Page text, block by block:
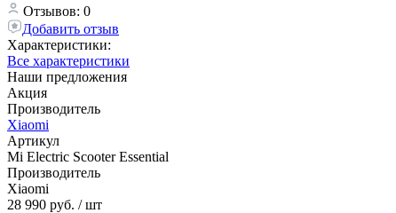
Отзывов: 0
Добавить отзыв
Характеристики:
Все характеристики
Наши предложения
Акция
Производитель
Xiaomi
Артикул
Mi Electric Scooter Essential
Производитель
Xiaomi
28 990 руб. / шт